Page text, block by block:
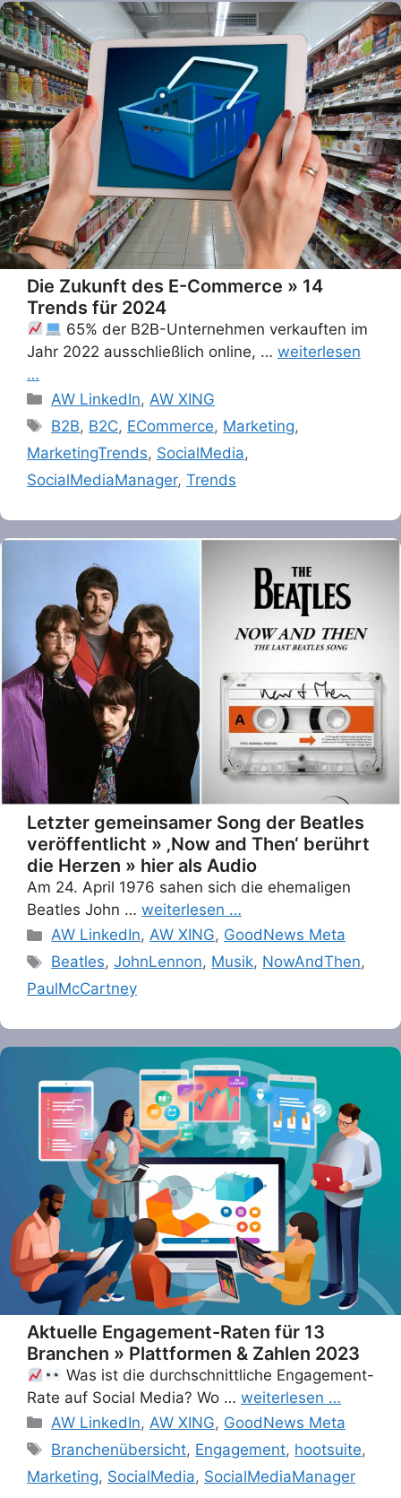
Die Zukunft des E-Commerce » 14
Trends für 2024
65% der B2B-Unternehmen verkauften im
Jahr 2022 ausschließlich online, … weiterlesen
…
Categories
AW LinkedIn, AW XING
Tags
B2B, B2C, ECommerce, Marketing,
MarketingTrends, SocialMedia,
SocialMediaManager, Trends
Letzter gemeinsamer Song der Beatles
veröffentlicht » ‚Now and Then‘ berührt
die Herzen » hier als Audio
Am 24. April 1976 sahen sich die ehemaligen
Beatles John … weiterlesen …
Categories
AW LinkedIn,AW XING, GoodNews Meta
Tags
Beatles,JohnLennon, Musik, NowAndThen,
PaulMcCartney
Aktuelle Engagement-Raten für 13
Branchen » Plattformen & Zahlen 2023
Was ist die durchschnittliche Engagement-
Rate auf Social Media? Wo … weiterlesen …
Categories
AW LinkedIn,AW XING, GoodNews Meta
Tags
Branchenübersicht, Engagement, hootsuite,
Marketing, SocialMedia, SocialMediaManager